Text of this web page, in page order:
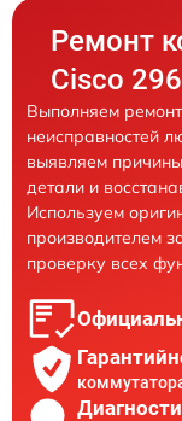
Ремонт
Cisco
Выполняем
неисправностей
выявляем
детали и
Используем
производителем
проверку всех